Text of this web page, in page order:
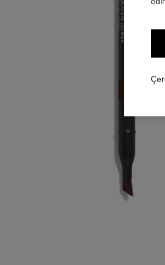
- Varsayılan görünüm
- Alternatif görünüm 1
- Temel doku görünümü